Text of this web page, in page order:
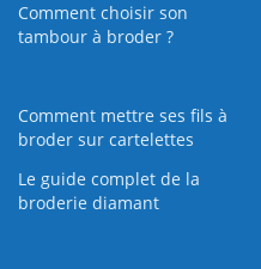
Comment choisir son
tambour à broder ?
Comment mettre ses fils à
broder sur cartelettes
Le guide complet de la
broderie diamant